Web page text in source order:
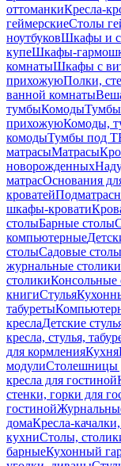
оттоманкиКресла-
геймерскиеСтолы
ноутбуковШкафы и
купеШкафы-
комнатыШкафы с
прихожуюПолки,
ванной комнаты
тумбыКомодыТумбы
прихожуюКомоды,
комодыТумбы под
матрасыМатрасы
новорожденных
матрасОснования
кроватей
шкафы-кровати
столыБарные столы
компьютерные
столыСадовые столы
журнальные
столикиКонсольные
книгиСтулья
табуреты
креслаДетские
кресла, стулья,
для кормленияКухня
модулиСтолешницы
кресла для гостиной
стенки, горки для
гостиной
домаКресла-
кухниСтолы,
барныеКухонный